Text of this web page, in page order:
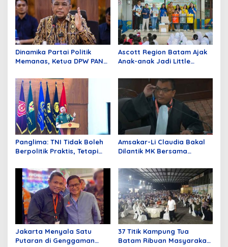
Dinamika Partai Politik
Memanas, Ketua DPW PAN
Ascott Region Batam Ajak
Anak-anak Jadi Little
World Environmental
Education Day 2026
Panglima: TNI Tidak Boleh
Berpolitik Praktis, Tetapi
Amsakar-Li Claudia Bakal
Dilantik MK Bersama
Permohonan Paslon Wali
Kota Batam Nomor Urut 1
Jakarta Menyala Satu
Putaran di Genggaman
37 Titik Kampung Tua
Batam Ribuan Masyarakat